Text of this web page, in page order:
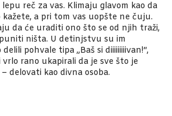
reč za vas. Klimaju glavom kao da
kažete, a pri tom vas uopšte ne čuju.
da će uraditi ono što se od njih traži,
ništa. U detinjstvu su im
pohvale tipa „Baš si diiiiiiiiivan!“,
rano ukapirali da je sve što je
delovati kao divna osoba.